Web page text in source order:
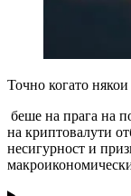
Точно когато
беше на прага на
на криптовалути
несигурност и